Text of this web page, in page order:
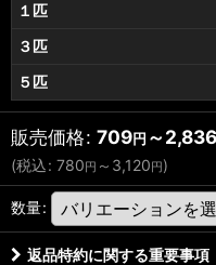
１匹
３匹
５匹
販売価格: 709円 ～2,836
(税込: 780円 ～3,120円)
数量:
返品特約に関する重要事項